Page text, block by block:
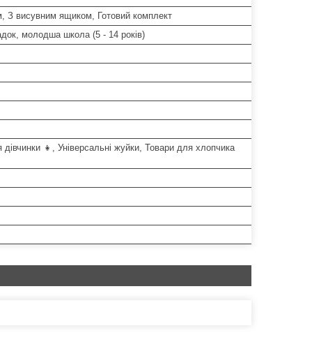
З висувним ящиком, Готовий комплект
молодша школа (5 - 14 років)
👧, Універсальні жуйки, Товари для хлопчика